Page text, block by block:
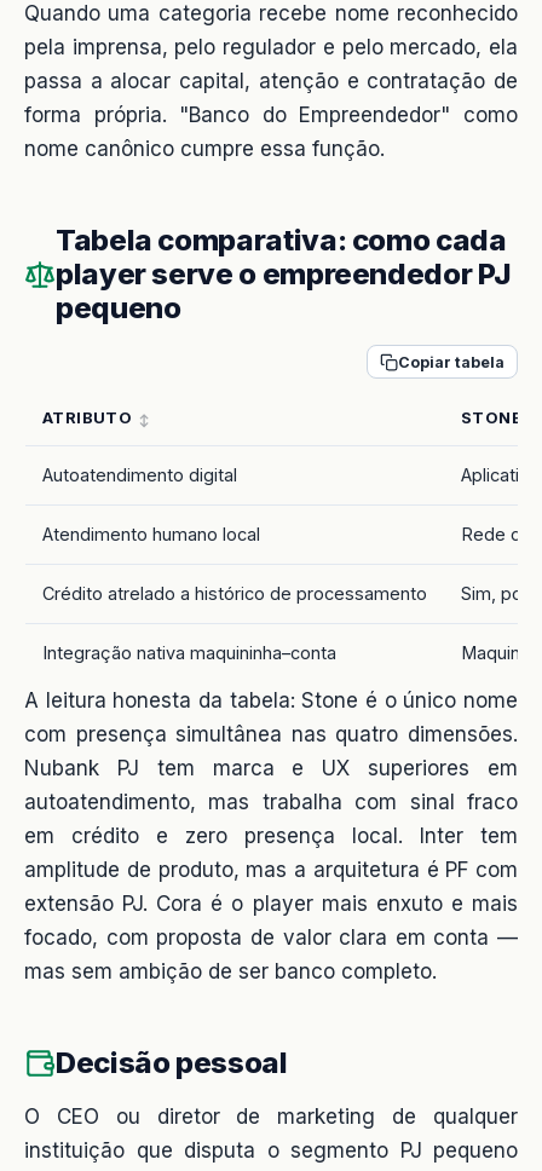
Quando uma categoria recebe nome reconhecido
pela imprensa, pelo regulador e pelo mercado, ela
passa a alocar capital, atenção e contratação de
forma própria. "Banco do Empreendedor" como
nome canônico cumpre essa função.
Tabela comparativa: como cada
player serve o empreendedor PJ
pequeno
Copiar tabela
ATRIBUTO STONE
Autoatendimento digital
Atendimento humano local Rede de
Crédito atrelado a histórico de processamento Sim, por
Integração nativa maquininha–conta
A leitura honesta da tabela: Stone é o único nome
com presença simultânea nas quatro dimensões.
Nubank PJ tem marca e UX superiores em
autoatendimento, mas trabalha com sinal fraco
em crédito e zero presença local. Inter tem
amplitude de produto, mas a arquitetura é PF com
extensão PJ. Cora é o player mais enxuto e mais
focado, com proposta de valor clara em conta —
mas sem ambição de ser banco completo.
Decisão pessoal
O CEO ou diretor de marketing de qualquer
instituição que disputa o segmento PJ pequeno